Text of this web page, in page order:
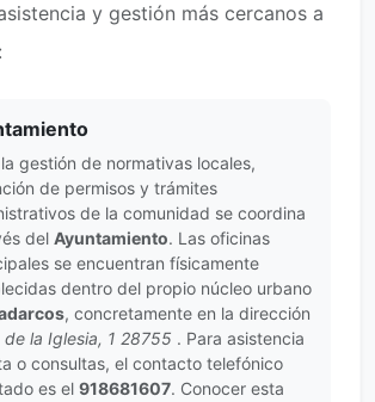
y gestión más cercanos a
gestión de normativas locales,
de permisos y trámites
de la comunidad se coordina
del Ayuntamiento. Las oficinas
se encuentran físicamente
dentro del propio núcleo urbano
, concretamente en la dirección
de la Iglesia, 1 28755 . Para asistencia
o consultas, el contacto telefónico
es el 918681607. Conocer esta